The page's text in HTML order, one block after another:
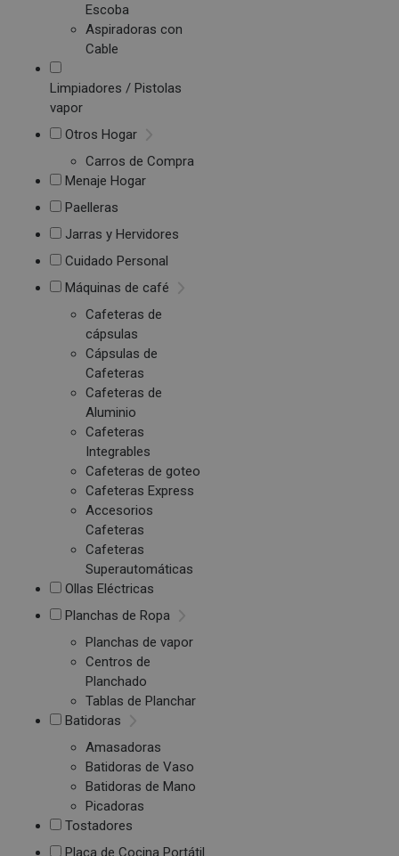
Escoba
Aspiradoras con
Cable
Limpiadores / Pistolas
vapor
Otros Hogar
Carros de Compra
Menaje Hogar
Paelleras
Jarras y Hervidores
Cuidado Personal
Máquinas de café
Cafeteras de
cápsulas
Cápsulas de
Cafeteras
Cafeteras de
Aluminio
Cafeteras
Integrables
Cafeteras de goteo
Cafeteras Express
Accesorios
Cafeteras
Cafeteras
Superautomáticas
Ollas Eléctricas
Planchas de Ropa
Planchas de vapor
Centros de
Planchado
Tablas de Planchar
Batidoras
Amasadoras
Batidoras de Vaso
Batidoras de Mano
Picadoras
Tostadores
Placa de Cocina Portátil